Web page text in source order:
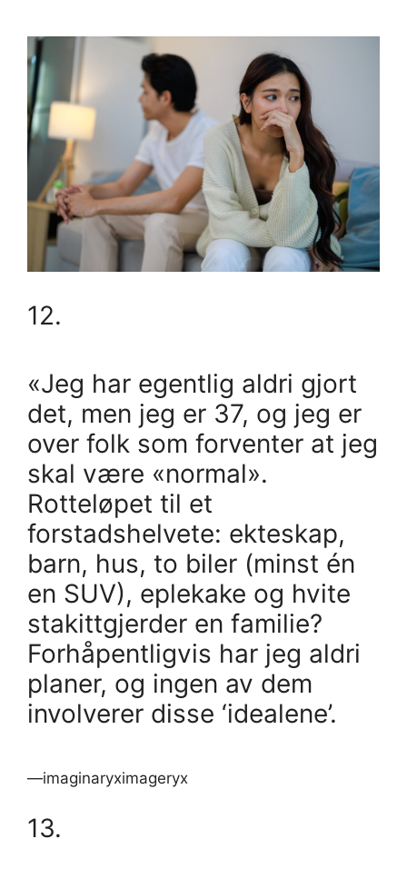
12.
«Jeg har egentlig aldri gjort
det, men jeg er 37, og jeg er
over folk som forventer at jeg
skal være «normal».
Rotteløpet til et
forstadshelvete: ekteskap,
barn, hus, to biler (minst én
en SUV), eplekake og hvite
stakittgjerder en familie?
Forhåpentligvis har jeg aldri
planer, og ingen av dem
involverer disse ‘idealene’.
—imaginaryximageryx
13.